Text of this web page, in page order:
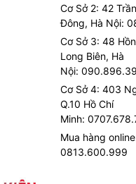
Cơ Sở 2: 42
Đông, Hà Nội:
Cơ Sở 3: 48
Long Biên, Hà
Nội:
Cơ Sở 4: 403
Q.10 Hồ Chí
Minh:
Mua hàng
0813.600.999